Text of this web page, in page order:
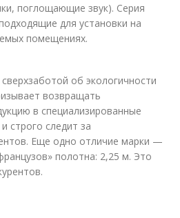
поглощающие звук). Серия
для установки на
помещениях.
сверхзаботой об экологичности
возвращать
в специализированные
строго следит за
Еще одно отличие марки —
полотна: 2,25 м. Это